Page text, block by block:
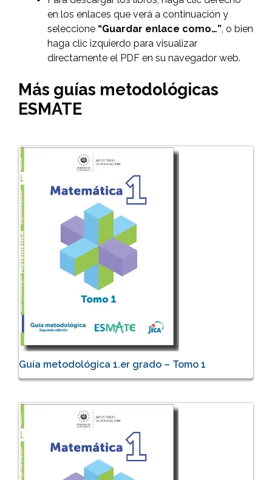
en los enlaces que verá a continuación y
seleccione “Guardar enlace como…”, o bien
haga clic izquierdo para visualizar
directamente el PDF en su navegador web.
Más guías metodológicas
ESMATE
Guía metodológica 1.er grado – Tomo 1